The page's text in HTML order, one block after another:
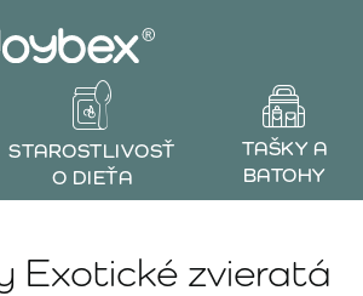
STAROSTLIVOSŤ
O DIEŤA
TAŠKY A
BATOHY
Exotické zvieratá